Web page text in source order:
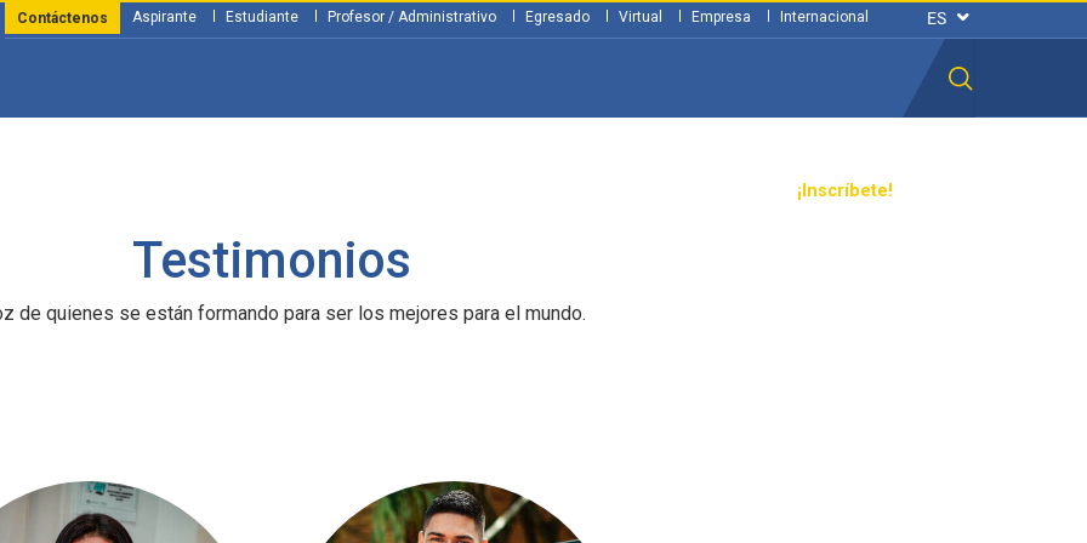
¡Inscríbete!
Aspirante Estudiante Profesor / Administrativo Egresado Virtual Empresa Internacional
Contáctenos
Testimonios
de quienes se están formando para ser los mejores para el mundo.